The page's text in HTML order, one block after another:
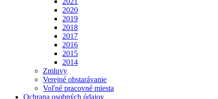
2020
2019
2018
2017
2016
2015
2014
Zmluvy
Verejné obstarávanie
Voľné pracovné miesta
Ochrana osobných údajov